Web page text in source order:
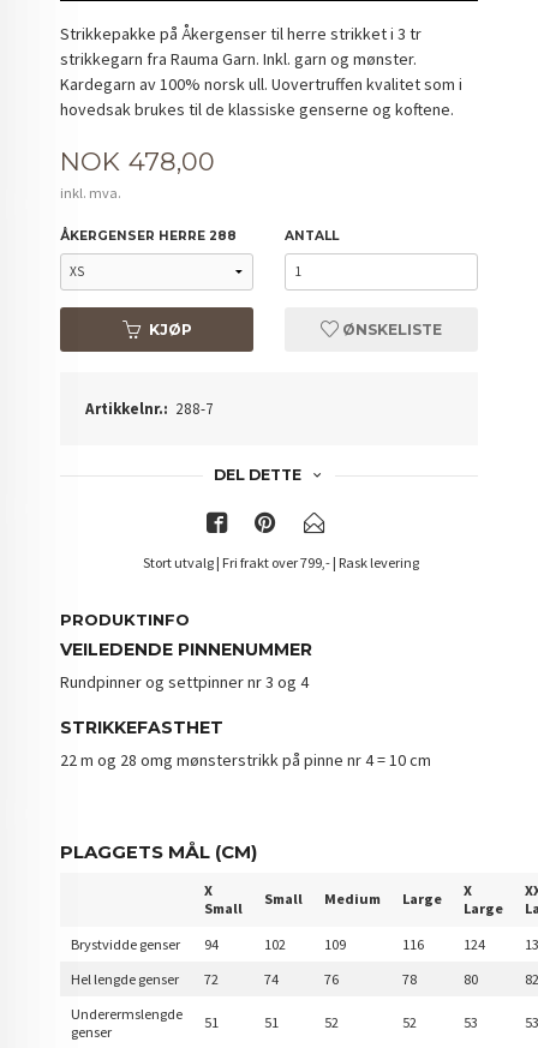
Strikkepakke på Åkergenser til herre strikket i 3 tr
strikkegarn fra Rauma Garn. Inkl. garn og mønster.
Kardegarn av 100% norsk ull. Uovertruffen kvalitet som i
hovedsak brukes til de klassiske genserne og koftene.
Pris
NOK 478,00
inkl. mva.
ÅKERGENSER HERRE 288 ANTALL
KJØP ØNSKELISTE
Artikkelnr.: 288-7
DEL DETTE
Stort utvalg | Fri frakt over 799,- | Rask levering
PRODUKTINFO
VEILEDENDE PINNENUMMER
Rundpinner og settpinner nr 3 og 4
STRIKKEFASTHET
22 m og 28 omg mønsterstrikk på pinne nr 4 = 10 cm
PLAGGETS MÅL (CM)
X
Small
Small Medium Large
X
Large
Brystvidde genser
94 102 109 116 124
Hel lengde genser
72 74 76 78 80
Underermslengde
genser
51 51 52 52 53